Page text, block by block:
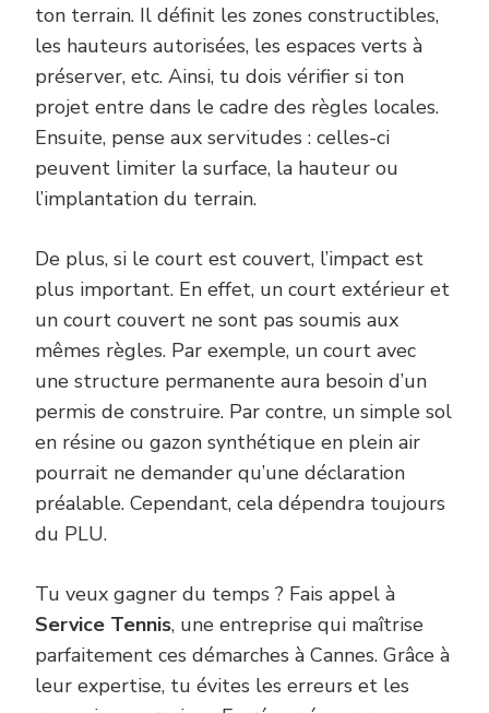
ton terrain. Il définit les zones constructibles,
les hauteurs autorisées, les espaces verts à
préserver, etc. Ainsi, tu dois vérifier si ton
projet entre dans le cadre des règles locales.
Ensuite, pense aux servitudes : celles-ci
peuvent limiter la surface, la hauteur ou
l’implantation du terrain.
De plus, si le court est couvert, l’impact est
plus important. En effet, un court extérieur et
un court couvert ne sont pas soumis aux
mêmes règles. Par exemple, un court avec
une structure permanente aura besoin d’un
permis de construire. Par contre, un simple sol
en résine ou gazon synthétique en plein air
pourrait ne demander qu’une déclaration
préalable. Cependant, cela dépendra toujours
du PLU.
Tu veux gagner du temps ? Fais appel à
Service Tennis, une entreprise qui maîtrise
parfaitement ces démarches à Cannes. Grâce à
leur expertise, tu évites les erreurs et les